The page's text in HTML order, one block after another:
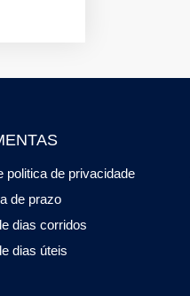
politica de privacidade
de prazo
dias corridos
dias úteis